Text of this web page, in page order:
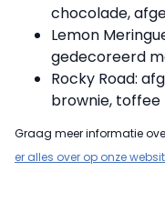
chocolade,
Lemon
gedecoreerd
Rocky Road:
brownie,
Graag meer informatie
er alles over op onze